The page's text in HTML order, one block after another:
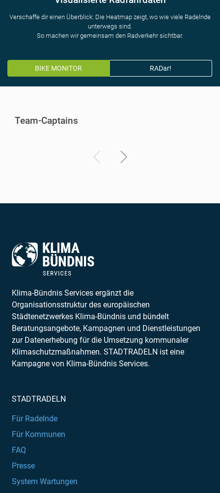
Verschaffe dir einen Überblick: Die Heatmap zeigt, wo wie viele Radelnde
unterwegs sind.
So machen wir gemeinsam den Radverkehr sichtbar.
BIKE MONITOR RADar!
Team-Captains
Klima-Bündnis Services ergänzt die
Organisationsstruktur des europäischen
Städtenetzwerkes Klima-Bündnis und bündelt
Beratungsangebote, Kampagnen und Dienstleistungen
zur Datenerhebung für die Umsetzung kommunaler
Klimaschutzmaßnahmen. STADTRADELN ist eine
Kampagne von Klima-Bündnis Services.
STADTRADELN
Für Radelnde
Für Kommunen
FAQ
Presse
System Wartungen